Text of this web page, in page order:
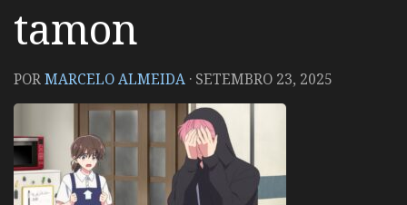
tamon
PORMARCELO ALMEIDA · SETEMBRO 23, 2025